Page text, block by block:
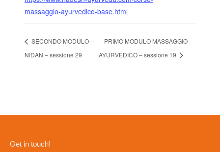
massaggio-ayurvedico-base.html
SECONDO MODULO –
NIDAN – sessione 29
PRIMO MODULO MASSAGGIO
AYURVEDICO – sessione 19
Get in touch!